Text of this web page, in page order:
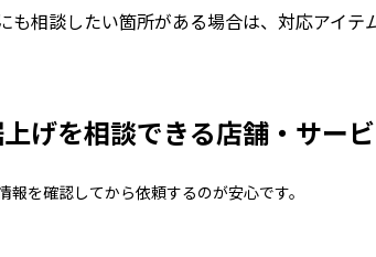
も相談したい箇所がある場合は、対応アイテ
げを相談できる店舗・サー
を確認してから依頼するのが安心です。